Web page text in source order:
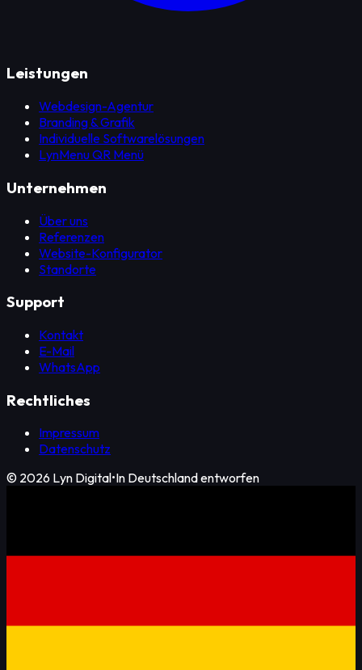
Leistungen
Webdesign-Agentur
Branding & Grafik
Individuelle Softwarelösungen
LynMenu QR Menü
Unternehmen
Über uns
Referenzen
Website-Konfigurator
Standorte
Support
Kontakt
E-Mail
WhatsApp
Rechtliches
Impressum
Datenschutz
© 2026 Lyn Digital•In Deutschland entworfen